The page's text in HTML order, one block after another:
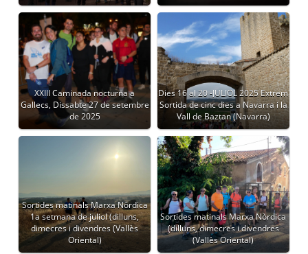
XXIII Caminada nocturna a
Gallecs, Dissabte 27 de setembre
de 2025
Dies 16 al 20 -JULIOL 2025 Extrem
Sortida de cinc dies a Navarra i la
Vall de Baztan (Navarra)
Sortides matinals Marxa Nòrdica
1a setmana de juliol (dilluns,
dimecres i divendres (Vallès
Oriental)
Sortides matinals Marxa Nòrdica
(dilluns, dimecres i divendres
(Vallès Oriental)